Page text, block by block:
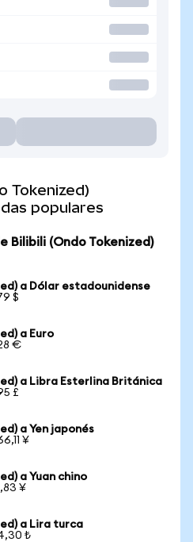
Tokenized)
populares
Bilibili (Ondo Tokenized)
a Dólar estadounidense
$
a Euro
€
a Libra Esterlina Británica
£
a Yen japonés
¥
a Yuan chino
¥
a Lira turca
₺